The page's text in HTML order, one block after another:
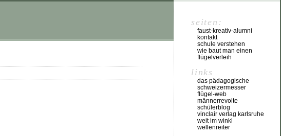
seiten:
faust-kreativ-alumni
kontakt
schule verstehen
wie baut man einen
flügelverleih
links
das pädagogische
schweizermesser
flügel-web
männerrevolte
schülerblog
vinclair verlag karlsruhe
weit im winkl
wellenreiter